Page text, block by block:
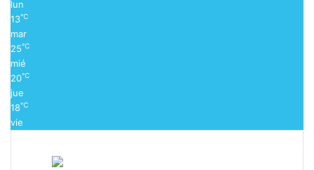
lun
13℃
mar
25℃
mié
20℃
jue
18℃
vie